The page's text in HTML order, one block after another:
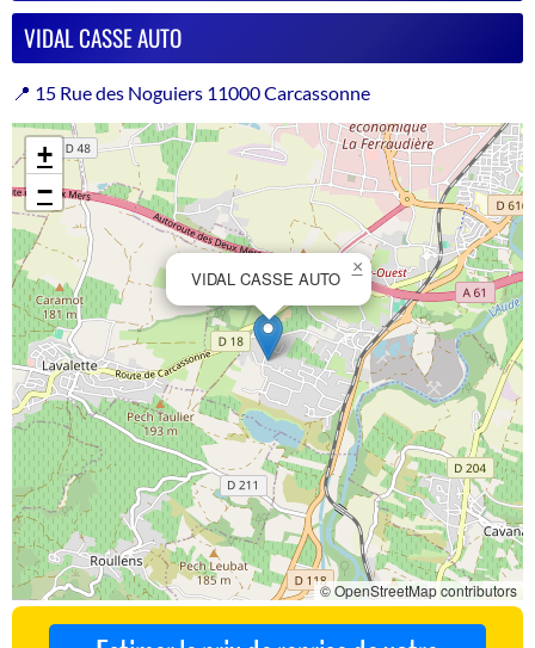
VIDAL CASSE AUTO
📍 15 Rue des Noguiers 11000 Carcassonne
VIDAL CASSE AUTO
×
+
−
© OpenStreetMap contributors